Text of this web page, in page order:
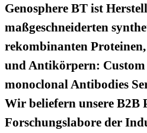
Genosphere BT ist
maßgeschneiderten
rekombinanten
und Antikörpern:
monoclonal Antibodies
Wir beliefern unsere B2B
Forschungslabore der